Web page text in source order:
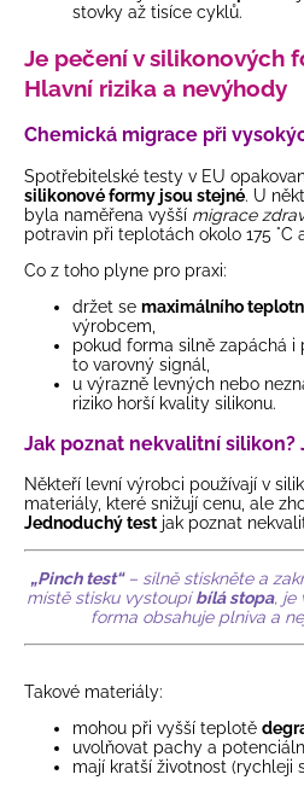
stovky až tisíce cyklů.
Je pečení v silikonových
Hlavní rizika a nevýhody
Chemická migrace při
Spotřebitelské testy v EU
silikonové formy jsou stejné. U
byla naměřena vyšší migrace
potravin při teplotách okolo 175 °C
Co z toho plyne pro praxi:
držet se maximálního
výrobcem,
pokud forma silně zapáchá i
to varovný signál,
u výrazně levných nebo
riziko horší kvality silikonu.
Jak poznat nekvalitní
Někteří levní výrobci používají v
materiály, které snižují cenu, ale
Jednoduchý testjak poznat
„Pinch test“– silně stiskněte a
místě stisku vystoupíbílá stopa, je
forma obsahuje plniva a
Takové materiály:
mohou při vyšší teplotě
uvolňovat pachy a
mají kratší životnost (rychleji